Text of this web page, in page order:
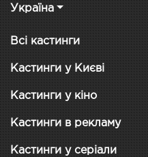
Україна
Всі кастинги
Кастинги у Києві
Кастинги у кіно
Кастинги в рекламу
Кастинги у серіали